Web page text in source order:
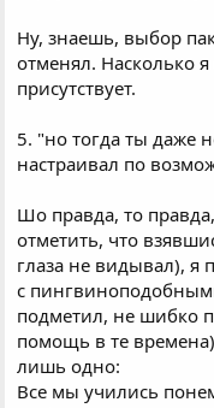
Ну, знаешь, выбор
отменял. Насколько
присутствует.
5. "но тогда ты даже
настраивал по
Шо правда, то
отметить, что
глаза не видывал),
с
подметил, не шибко
помощь в те
лишь одно:
Все мы учились